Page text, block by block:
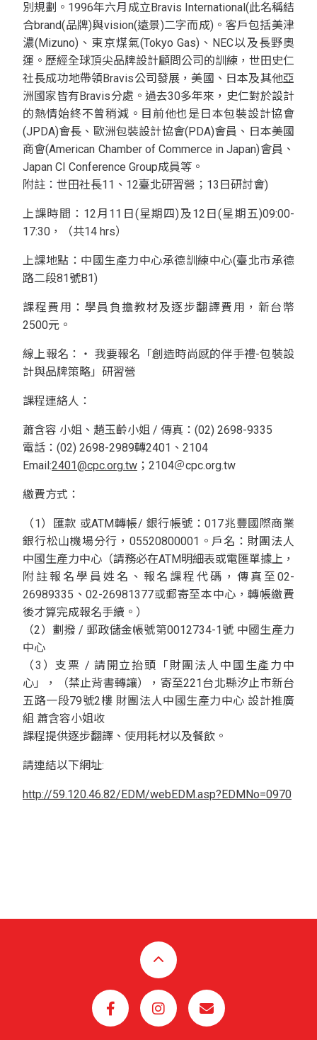
別規劃。1996年六月成立Bravis International(此名稱結
合brand(品牌)與vision(遠景)二字而成)。客戶包括美津
濃(Mizuno)、東京煤氣(Tokyo Gas)、NEC以及長野奧
運。歷經全球頂尖品牌設計顧問公司的訓練，世田史仁
社長成功地帶領Bravis公司發展，美國、日本及其他亞
洲國家皆有Bravis分處。過去30多年來，史仁對於設計
的熱情始終不曾稍減。目前他也是日本包裝設計協會
(JPDA)會長、歐洲包裝設計協會(PDA)會員、日本美國
商會(American Chamber of Commerce in Japan)會員、
Japan CI Conference Group成員等。
附註：世田社長11、12臺北研習營；13日研討會)
上課時間：12月11日(星期四)及12日(星期五)09:00-
17:30，（共14 hrs）
上課地點：中國生產力中心承德訓練中心(臺北市承德
路二段81號B1)
課程費用：學員負擔教材及逐步翻譯費用，新台幣
2500元。
線上報名：‧ 我要報名「創造時尚感的伴手禮-包裝設
計與品牌策略」研習營
課程連絡人：
蕭含容 小姐、趙玉齡小姐 / 傳真：(02) 2698-9335
電話：(02) 2698-2989轉2401、2104
Email:2401@cpc.org.tw ；2104＠cpc.org.tw
繳費方式：
（1）匯款 或ATM轉帳/ 銀行帳號：017兆豐國際商業
銀行松山機場分行，05520800001。戶名：財團法人
中國生產力中心（請務必在ATM明細表或電匯單據上，
附註報名學員姓名、報名課程代碼，傳真至02-
26989335、02-26981377或郵寄至本中心，轉帳繳費
後才算完成報名手續。）
（2）劃撥 / 郵政儲金帳號第0012734-1號 中國生產力
中心
（3）支票 / 請開立抬頭「財團法人中國生產力中
心」，（禁止背書轉讓），寄至221台北縣汐止市新台
五路一段79號2樓 財團法人中國生產力中心 設計推廣
組 蕭含容小姐收
課程提供逐步翻譯、使用耗材以及餐飲。
請連結以下網址:
http://59.120.46.82/EDM/webEDM.asp?EDMNo=0970